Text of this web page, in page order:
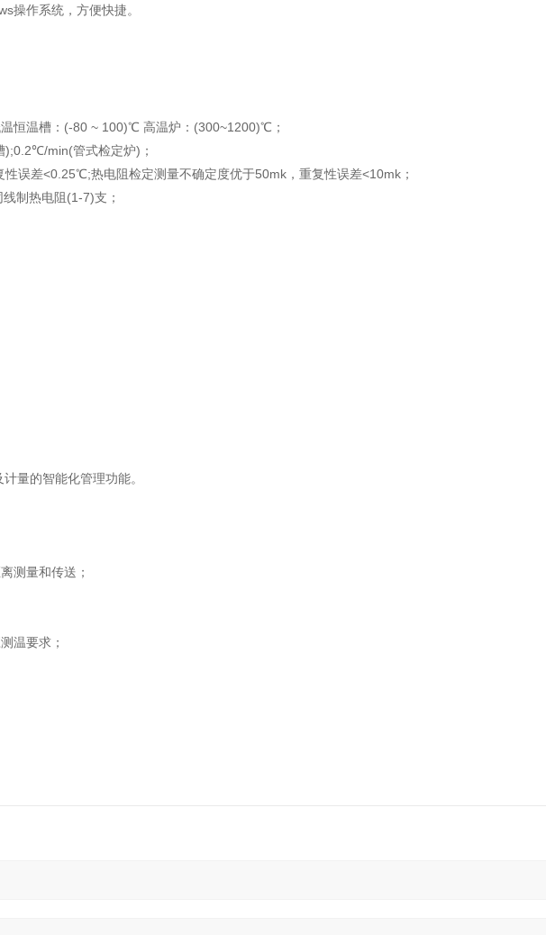
操作系统，方便快捷。
恒温槽：(-80 ~ 100)℃ 高温炉：(300~1200)℃；
min(管式检定炉)；
误差<0.25℃;热电阻检定测量不确定度优于50mk，重复性误差<10mk；
制热电阻(1-7)支；
量的智能化管理功能。
测量和传送；
温要求；